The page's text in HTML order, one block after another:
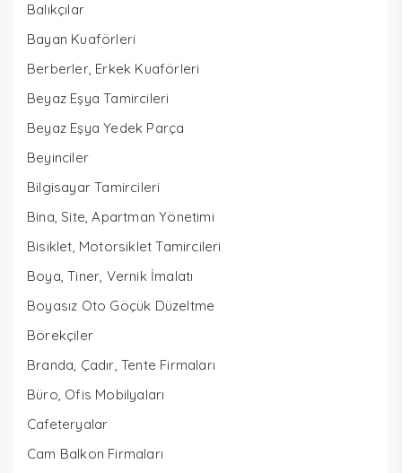
Balıkçılar
Bayan Kuaförleri
Berberler, Erkek Kuaförleri
Beyaz Eşya Tamircileri
Beyaz Eşya Yedek Parça
Beyinciler
Bilgisayar Tamircileri
Bina, Site, Apartman Yönetimi
Bisiklet, Motorsiklet Tamircileri
Boya, Tiner, Vernik İmalatı
Boyasız Oto Göçük Düzeltme
Börekçiler
Branda, Çadır, Tente Firmaları
Büro, Ofis Mobilyaları
Cafeteryalar
Cam Balkon Firmaları